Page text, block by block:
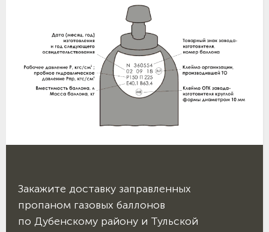
Закажите доставку заправленных
пропаном газовых баллонов
по Дубенскому району и Тульской